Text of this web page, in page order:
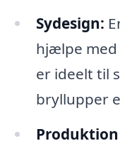
Sydesign:
hjælpe
er ideelt til
bryllupper